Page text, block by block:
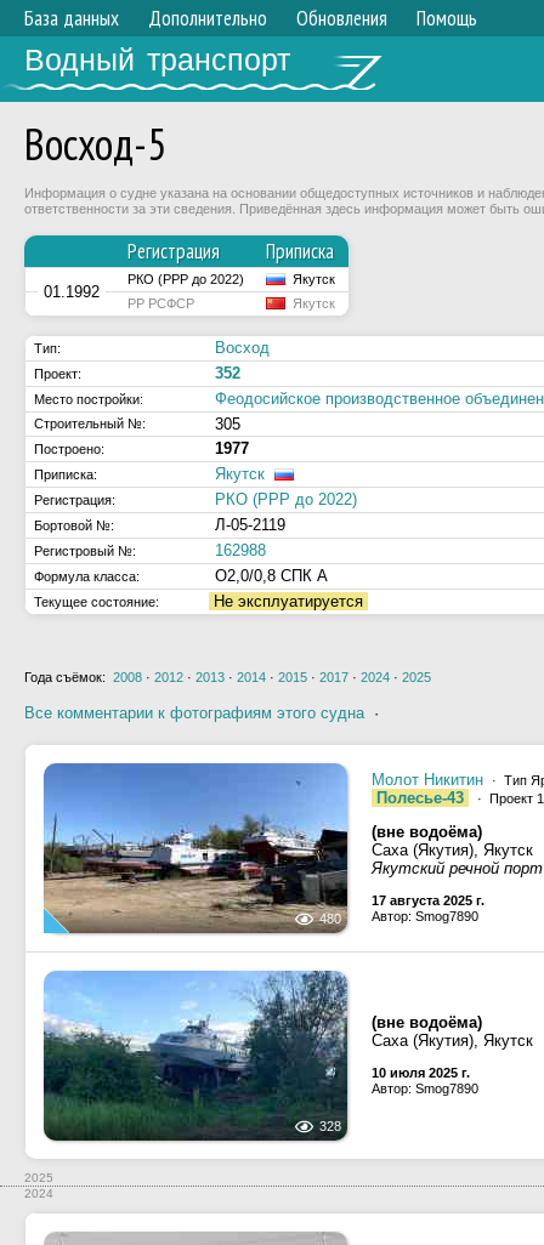
База данных Дополнительно Обновления Помощь
Водный транспорт
Восход-5
Информация о судне указана на основании общедоступных источников и
ответственности за эти сведения. Приведённая здесь информация может быть
Регистрация Приписка
01.1992
РКО (РРР до 2022)
Якутск
РР РСФСР
Якутск
Тип: Восход
Проект: 352
Место постройки: Феодосийское производственное
Строительный №: 305
Построено: 1977
Приписка: Якутск
Регистрация: РКО (РРР до 2022)
Бортовой №: Л-05-2119
Регистровый №: 162988
Формула класса: О2,0/0,8 СПК А
Текущее состояние: Не эксплуатируется
Года съёмок: 2008 · 2012 · 2013 · 2014 · 2015 · 2017 · 2024 · 2025
Все комментарии к фотографиям этого судна·
480
Молот Никитин · Тип
Полесье-43 · Проект
(вне водоёма)
Саха (Якутия), Якутск
Якутский речной порт
17 августа 2025 г.
Автор: Smog7890
328
(вне водоёма)
Саха (Якутия), Якутск
10 июля 2025 г.
Автор: Smog7890
2025
2024